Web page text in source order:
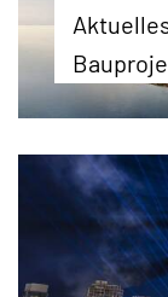
Was ist los
Trends und
...mehr